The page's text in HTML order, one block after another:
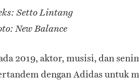
Setto Lintang
New Balance
2019, aktor, musisi, dan
dengan Adidas untuk